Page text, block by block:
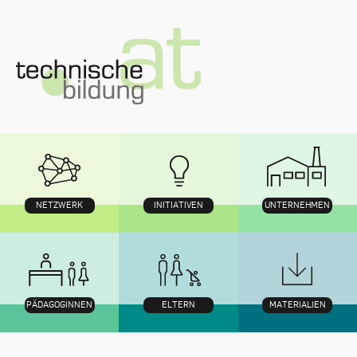
NETZWERK INITIATIVEN UNTERNEHMEN
PÄDAGOGINNEN ELTERN MATERIALIEN